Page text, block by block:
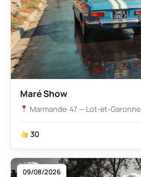
Maré Show
Marmande· 47 — Lot-et-Garonne
30
09/08/2026